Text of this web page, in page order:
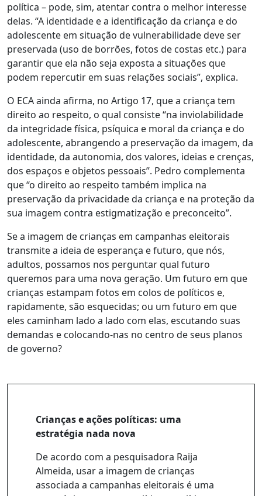
política – pode, sim, atentar contra o melhor interesse
delas. “A identidade e a identificação da criança e do
adolescente em situação de vulnerabilidade deve ser
preservada (uso de borrões, fotos de costas etc.) para
garantir que ela não seja exposta a situações que
podem repercutir em suas relações sociais”, explica.
O ECA ainda afirma, no Artigo 17, que a criança tem
direito ao respeito, o qual consiste “na inviolabilidade
da integridade física, psíquica e moral da criança e do
adolescente, abrangendo a preservação da imagem, da
identidade, da autonomia, dos valores, ideias e crenças,
dos espaços e objetos pessoais”. Pedro complementa
que “o direito ao respeito também implica na
preservação da privacidade da criança e na proteção da
sua imagem contra estigmatização e preconceito”.
Se a imagem de crianças em campanhas eleitorais
transmite a ideia de esperança e futuro, que nós,
adultos, possamos nos perguntar qual futuro
queremos para uma nova geração. Um futuro em que
crianças estampam fotos em colos de políticos e,
rapidamente, são esquecidas; ou um futuro em que
eles caminham lado a lado com elas, escutando suas
demandas e colocando-nas no centro de seus planos
de governo?
Crianças e ações políticas: uma
estratégia nada nova
De acordo com a pesquisadora Raija
Almeida, usar a imagem de crianças
associada a campanhas eleitorais é uma